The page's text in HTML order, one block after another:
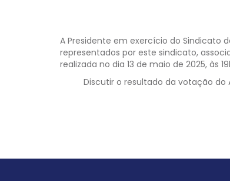
A Presidente em exercício do Sindicato
representados por este sindicato,
realizada no dia 13 de maio de 2025, às
Discutir o resultado da votação do